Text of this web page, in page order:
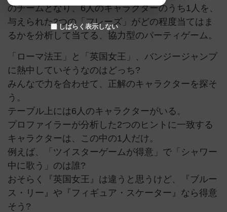
のチームとなり、6人のキャラクターのうち1人を、
与えられた2つの「フレーズ」がどの程度当てはま
るかを分析して当てる、協力型のパーティゲーム。
「ローマ法王」と「英国女王」、バンジージャンプ
に熱中していそうなのはどっち?
みんなで力を合わせて、正解のキャラクターを探そ
う。
テーブル上には6人のキャラクターがいる。
プロファイラーが分析した2つのヒントに一致する
キャラクターは、この中の1人だけ。
例えば、「ツイスターゲームが得意」で「シャワー
中に歌う」のは誰?
おそらく『英国女王』は違うと思うけど、『ブルー
ス・リー』や『フィギュア・スケーター』なら得意
そう?
しばらく表示しない